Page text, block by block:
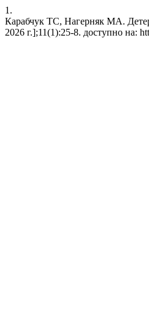
1.
Карабчук ТС, Нагерняк МА.
2026 г.];11(1):25-8. доступно на: